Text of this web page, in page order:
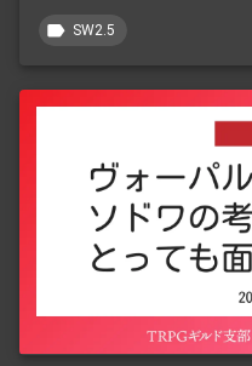
SW2.5